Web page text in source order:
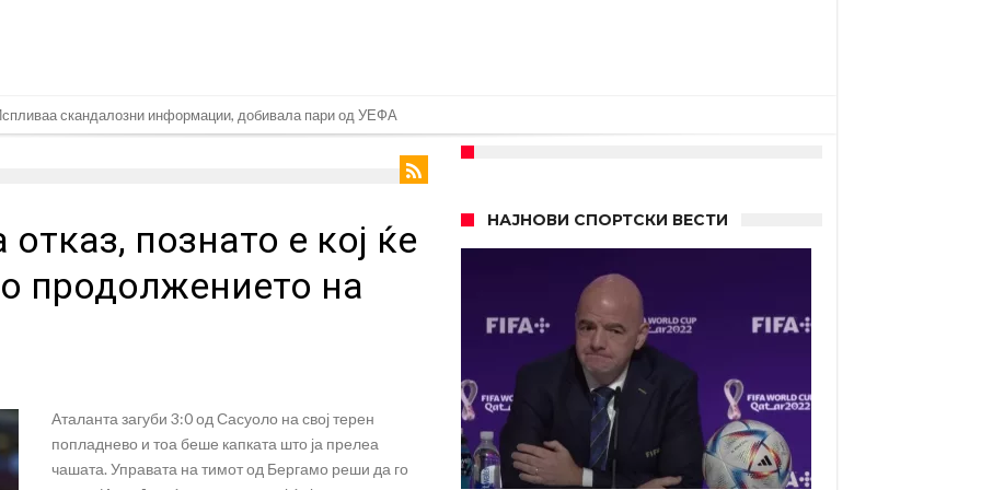
со Атлетико
по ѕвездата на Серија А?
Ливерпул се засили од Барселона!
Откриени нови детали
за напад во ноќен клуб – ќе оди на суд!
Родри ќе стане новиот фудбалер на Барселона
„војна“ поради фудбалер вреден 69 милиони евра!
познато е кој ќе
продолжението на
Аталанта загуби 3:0 од Сасуоло на свој терен
попладнево и тоа беше капката што ја прелеа
чашата. Управата на тимот од Бергамо реши да го
НАЈНОВИ СПОРТСКИ ВЕСТИ